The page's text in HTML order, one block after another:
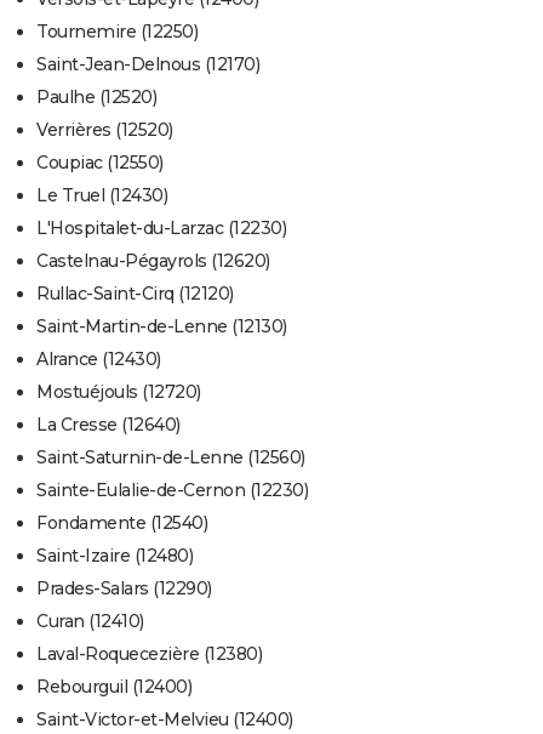
Tournemire (12250)
Saint-Jean-Delnous (12170)
Paulhe (12520)
Verrières (12520)
Coupiac (12550)
Le Truel (12430)
L'Hospitalet-du-Larzac (12230)
Castelnau-Pégayrols (12620)
Rullac-Saint-Cirq (12120)
Saint-Martin-de-Lenne (12130)
Alrance (12430)
Mostuéjouls (12720)
La Cresse (12640)
Saint-Saturnin-de-Lenne (12560)
Sainte-Eulalie-de-Cernon (12230)
Fondamente (12540)
Saint-Izaire (12480)
Prades-Salars (12290)
Curan (12410)
Laval-Roquecezière (12380)
Rebourguil (12400)
Saint-Victor-et-Melvieu (12400)